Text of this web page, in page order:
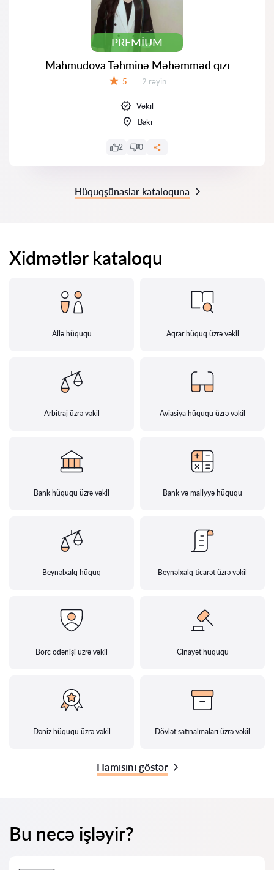
PREMIUM
Mahmudova Təhminə Məhəmməd qızı
5 Rəylər:
2 rəyin
Vəkil
Bakı
2 0
Hüquqşünaslar kataloquna
Xidmətlər kataloqu
Ailə hüququ Aqrar hüquq üzrə vəkil
Arbitraj üzrə vəkil Aviasiya hüququ üzrə vəkil
Bank hüququ üzrə vəkil Bank və maliyyə hüququ
Beynəlxalq hüquq Beynəlxalq ticarət üzrə vəkil
Borc ödənişi üzrə vəkil Cinayət hüququ
Dəniz hüququ üzrə vəkil Dövlət satınalmaları üzrə vəkil
Hamısını göstər
Bu necə işləyir?